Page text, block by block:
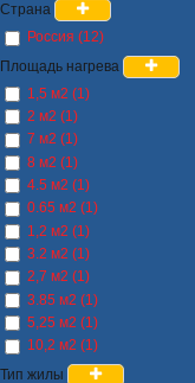
Страна
Россия (12)
Площадь нагрева
1,5 м2 (1)
2 м2 (1)
7 м2 (1)
8 м2 (1)
4.5 м2 (1)
0.65 м2 (1)
1,2 м2 (1)
3.2 м2 (1)
2,7 м2 (1)
3.85 м2 (1)
5,25 м2 (1)
10,2 м2 (1)
Тип жилы